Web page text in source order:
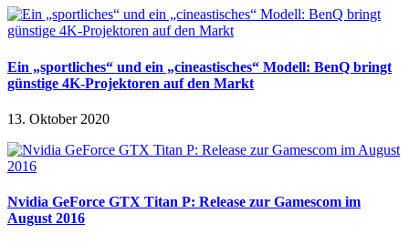
Ein „sportliches“ und ein „cineastisches“ Modell: BenQ bringt
günstige 4K-Projektoren auf den Markt
13. Oktober 2020
Nvidia GeForce GTX Titan P: Release zur Gamescom im
August 2016